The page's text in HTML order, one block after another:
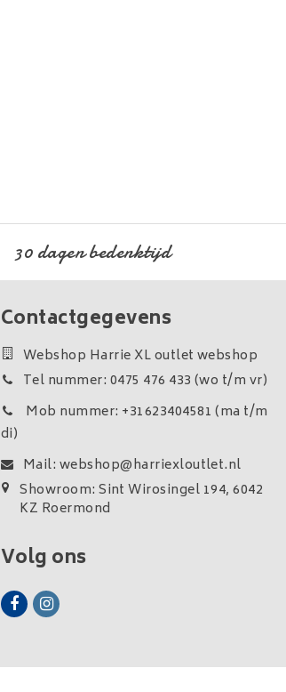
30 dagen bedenktijd
Contactgegevens
Webshop Harrie XL outlet webshop
Tel nummer: 0475 476 433 (wo t/m vr)
Mob nummer: +31623404581 (ma t/m
di)
Mail: webshop@harriexloutlet.nl
Showroom: Sint Wirosingel 194, 6042
KZ Roermond
Volg ons